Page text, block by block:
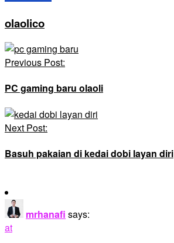
olaolico
Post
Navigation
Previous Post:
PC gaming baru olaoli
Next Post:
Basuh pakaian di kedai dobi layan diri
mrhanafi says:
at